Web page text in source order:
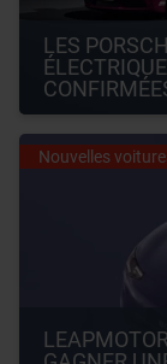
LES
Nouvelles